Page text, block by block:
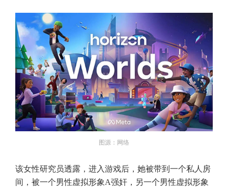
图源：网络
该女性研究员透露，进入游戏后，她被带到一个私人房
间，被一个男性虚拟形象A强奸，另一个男性虚拟形象